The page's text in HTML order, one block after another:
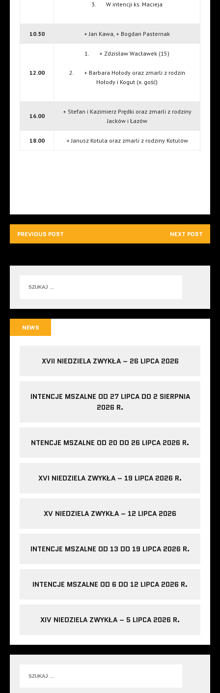
3. W intencji ks. Macieja
10.30 + Jan Kawa, + Bogdan Pasternak
12.00
1. + Zdzisław Wacławek (15)
2. + Barbara Hołody oraz zmarli z rodzin
Hołody i Kogut (x. gość)
16.00
+ Stefan i Kazimierz Prędki oraz zmarli z rodziny
Jacków i Łazów
18.00 + Janusz Kotula oraz zmarli z rodziny Kotulów
PREVIOUS POST NEXT POST
NEWS
XVII NIEDZIELA ZWYKŁA – 26 LIPCA 2026
INTENCJE MSZALNE OD 27 LIPCA DO 2 SIERPNIA
2026 R.
NTENCJE MSZALNE OD 20 DO 26 LIPCA 2026 R.
XVI NIEDZIELA ZWYKŁA – 19 LIPCA 2026 R.
XV NIEDZIELA ZWYKŁA – 12 LIPCA 2026
INTENCJE MSZALNE OD 13 DO 19 LIPCA 2026 R.
INTENCJE MSZALNE OD 6 DO 12 LIPCA 2026 R.
XIV NIEDZIELA ZWYKŁA – 5 LIPCA 2026 R.